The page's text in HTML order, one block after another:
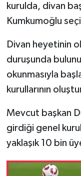
kurulda, divan
Kumkumoğlu
Divan heyetinin
duruşunda
okunmasıyla
kurullarının
Mevcut başkan
girdiği genel
yaklaşık 10 bin